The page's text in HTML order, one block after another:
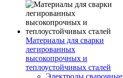
Материалы для сварки
легированных
высокопрочных и
теплоустойчивых сталей
Электроды сварочные